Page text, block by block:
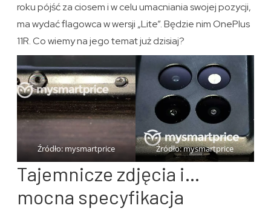
roku pójść za ciosem i w celu umacniania swojej pozycji,
ma wydać flagowca w wersji „Lite”. Będzie nim OnePlus
11R. Co wiemy na jego temat już dzisiaj?
Źródło: mysmartprice Źródło: mysmartprice
Tajemnicze zdjęcia i…
mocna specyfikacja